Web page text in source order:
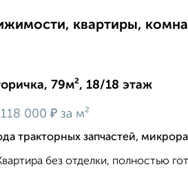
квартиры,
79м², 18/18 этаж
118 000 ₽ за м²
тракторных запчастей,
без отделки, полностью